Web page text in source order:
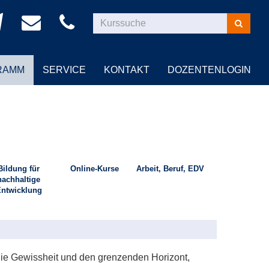
Kurse
suchen
SERVICE KONTAKT DOZENTENLOGIN
für
Online-Kurse Arbeit, Beruf, EDV
Gewissheit und den grenzenden Horizont,